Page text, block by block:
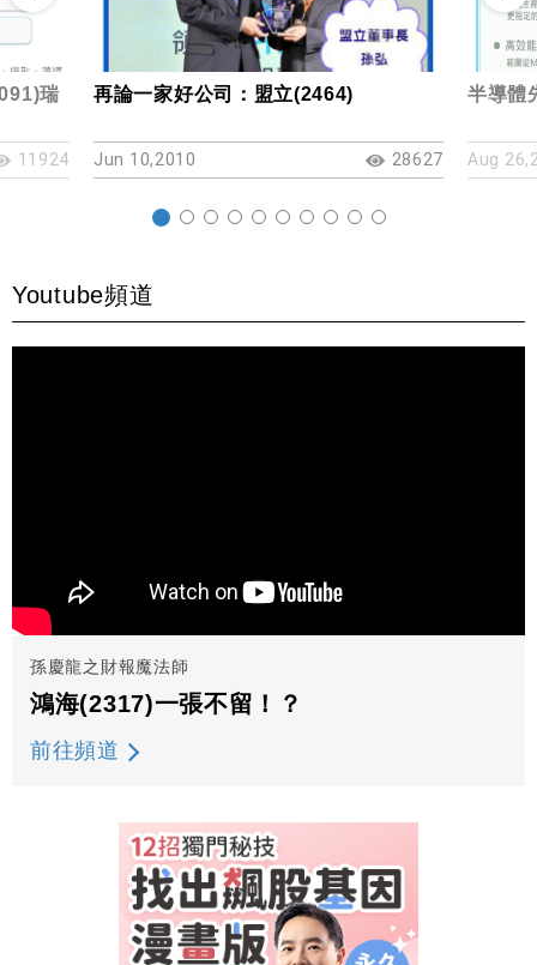
瑞
11924
再論一家好公司：盟立(2464)
Jun 10,2010 28627
半導體
Aug
Youtube頻道
孫慶龍之財報魔法師
鴻海(2317)一張不留！？
前往頻道